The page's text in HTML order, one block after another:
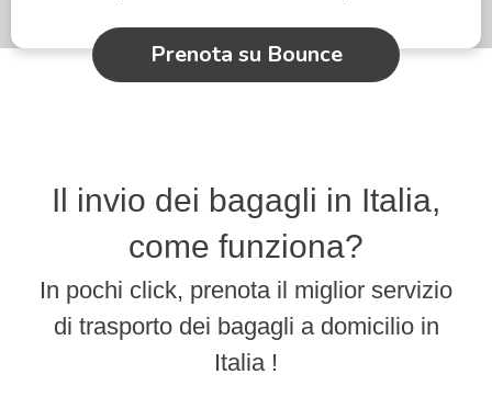
Prenota su Bounce
Il invio dei bagagli in Italia,
come funziona?
In pochi click, prenota il miglior servizio
di trasporto dei bagagli a domicilio in
Italia !